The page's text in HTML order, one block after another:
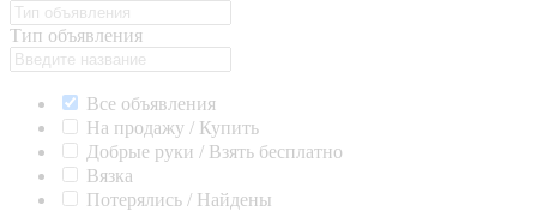
Тип объявления
Все объявления
На продажу / Купить
Добрые руки / Взять бесплатно
Вязка
Потерялись / Найдены